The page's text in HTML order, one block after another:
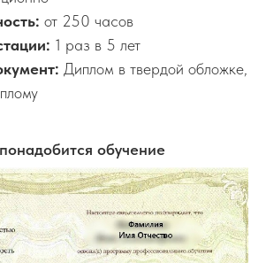
от 250 часов
1 раз в 5 лет
Диплом в твердой обложке,
обучение